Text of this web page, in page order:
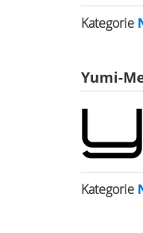
Kategorie
Yumi-
Kategorie